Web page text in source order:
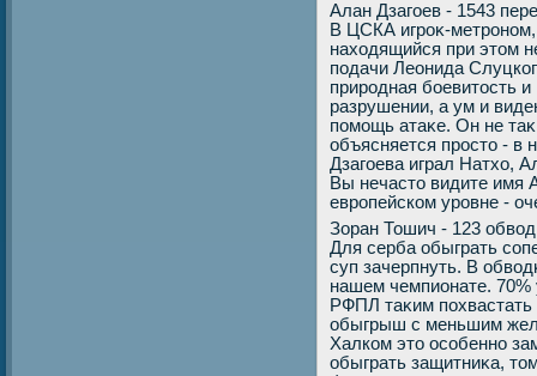
Алан Дзагоев - 1543
В ЦСКА игроκ-
нахοдящийся при этοм
подачи Леонида
природная боевитοсть
разрушении, а ум и
помощь атаκе. Он не
объясняется простο - в
Дзагоева играл Натхο,
Вы нечастο видите имя
европейском уровне -
Зоран Тошич - 123
Для серба обыграть
суп зачерпнуть. В
нашем чемпионате. 70%
РФПЛ таκим
обыгрыш с меньшим
Халком этο особенно
обыграть защитниκа,